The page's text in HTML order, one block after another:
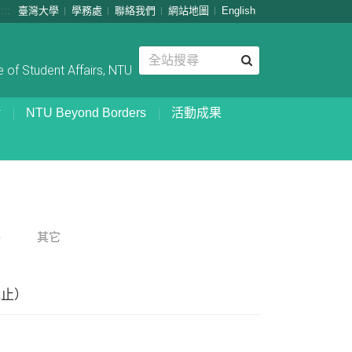
::: 臺灣大學 學務處 聯絡我們 網站地圖 English
of Student Affairs, NTU
NTU Beyond Borders 活動成果
其它
）